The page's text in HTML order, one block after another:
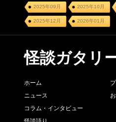
2025年09月 2025年10月
2025年12月 2026年01月
怪談ガタリ
ホーム
ニュース
コラム・インタビュー